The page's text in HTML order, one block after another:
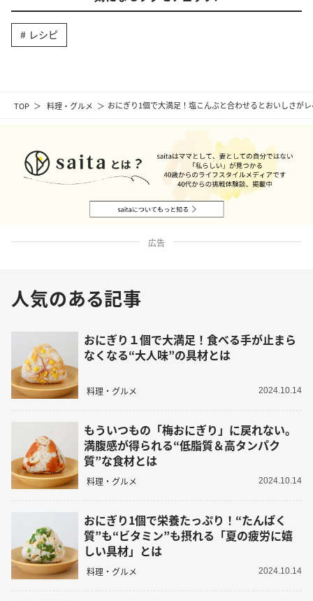
TOP 料理・グルメ おにぎり1個で大満足！塩こんぶと合わせるとおいしさが
レシピ
広告
人気のある記事
おにぎり１個で大満足！食べる手が止まら
なくなる“大人味”の具材とは
料理・グルメ 2024.10.14
もういつもの「梅おにぎり」に戻れない。
満腹感が得られる“低脂質＆高タンパク
質”な食材とは
料理・グルメ 2024.10.14
おにぎり1個で栄養たっぷり！“たんぱく
質”も“ビタミン”も摂れる「夏の疲労に嬉
しい具材」とは
料理・グルメ 2024.10.14